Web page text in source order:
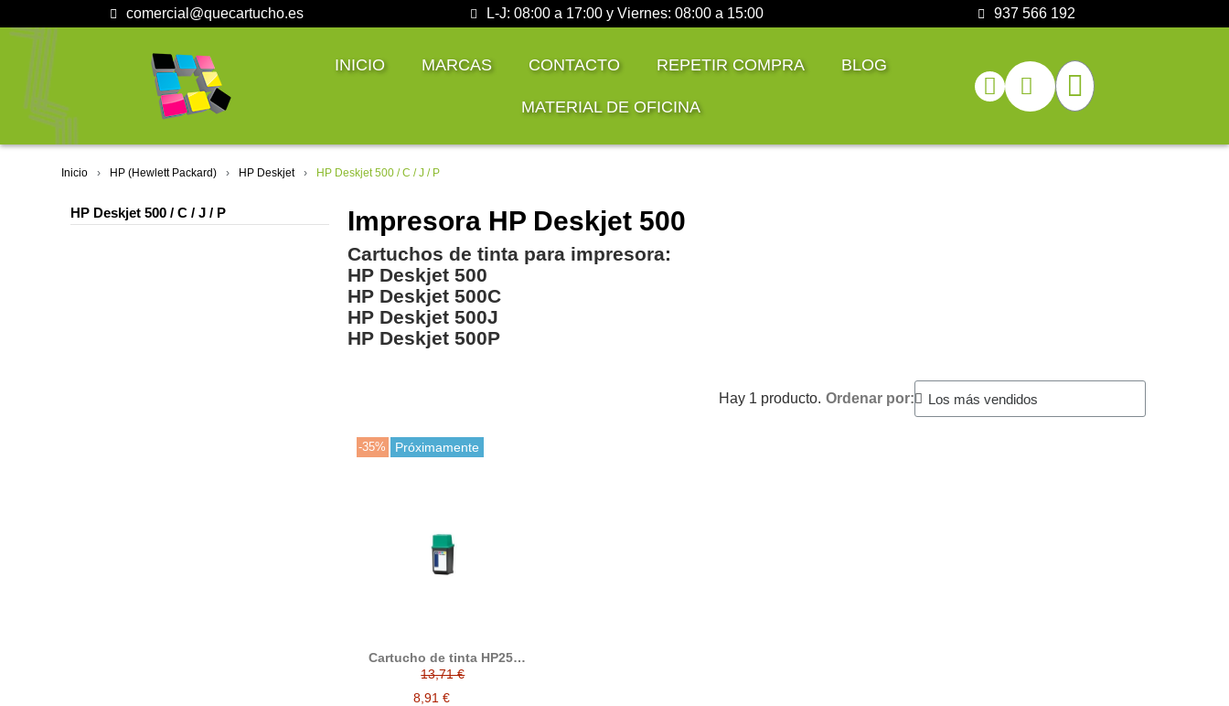
comercial@quecartucho.es L-J: 08:00 a 17:00 y Viernes: 08:00 a 15:00 937 566 192
INICIO MARCAS CONTACTO REPETIR COMPRA BLOG
MATERIAL DE OFICINA
Inicio HP (Hewlett Packard) HP Deskjet HP Deskjet 500 / C / J / P
HP Deskjet 500 / C / J / P Impresora HP Deskjet 500
Cartuchos de tinta para impresora:
HP Deskjet 500
HP Deskjet 500C
HP Deskjet 500J
HP Deskjet 500P
Hay 1 producto. Ordenar por:
-35% Próximamente
Cartucho de tinta HP25,
compatible con hp
51625AE, tricolor
13,71 €
8,91 €